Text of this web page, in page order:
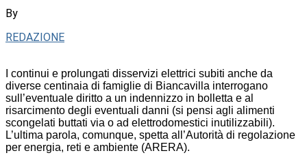
By
REDAZIONE
I continui e prolungati disservizi elettrici subiti anche da
diverse centinaia di famiglie di Biancavilla interrogano
sull’eventuale diritto a un indennizzo in bolletta e al
risarcimento degli eventuali danni (si pensi agli alimenti
scongelati buttati via o ad elettrodomestici inutilizzabili).
L’ultima parola, comunque, spetta all’Autorità di regolazione
per energia, reti e ambiente (ARERA).